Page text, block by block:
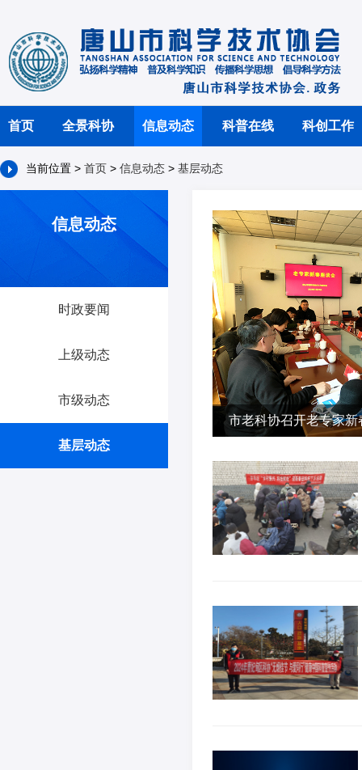
首页 全景科协 信息动态 科普在线 科创工作
当前位置 > 首页 > 信息动态 > 基层动态
信息动态
时政要闻
上级动态
市级动态
基层动态
市老科协召开老专家新